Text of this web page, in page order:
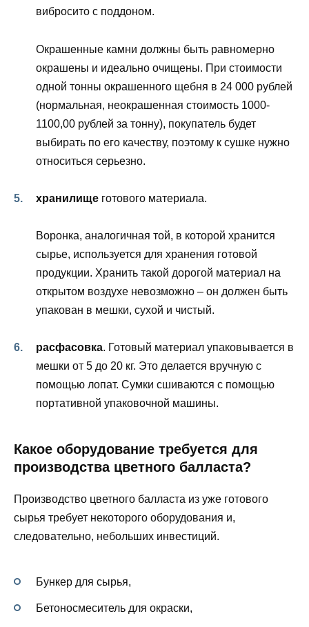
вибросито с поддоном.
Окрашенные камни должны быть равномерно
окрашены и идеально очищены. При стоимости
одной тонны окрашенного щебня в 24 000 рублей
(нормальная, неокрашенная стоимость 1000-
1100,00 рублей за тонну), покупатель будет
выбирать по его качеству, поэтому к сушке нужно
относиться серьезно.
хранилище готового материала.
Воронка, аналогичная той, в которой хранится
сырье, используется для хранения готовой
продукции. Хранить такой дорогой материал на
открытом воздухе невозможно – он должен быть
упакован в мешки, сухой и чистый.
расфасовка. Готовый материал упаковывается в
мешки от 5 до 20 кг. Это делается вручную с
помощью лопат. Сумки сшиваются с помощью
портативной упаковочной машины.
Какое оборудование требуется для
производства цветного балласта?
Производство цветного балласта из уже готового
сырья требует некоторого оборудования и,
следовательно, небольших инвестиций.
Бункер для сырья,
Бетоносмеситель для окраски,